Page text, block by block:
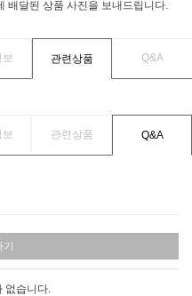
배달된 상품 사진을 보내드립니다.
관련상품 Q&A
관련상품 Q&A
기
없습니다.